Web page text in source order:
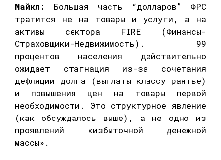
Майкл:
Большая часть “долларов” ФРС
тратится не на товары и услуги, а на
активы сектора FIRE (Финансы-
Страховщики-Недвижимость). 99
процентов населения действительно
ожидает стагнация из-за сочетания
дефляции долга (выплаты классу рантье)
и повышения цен на товары первой
необходимости. Это структурное явление
(как обсуждалось выше), а не одно из
проявлений «избыточной денежной
массы».